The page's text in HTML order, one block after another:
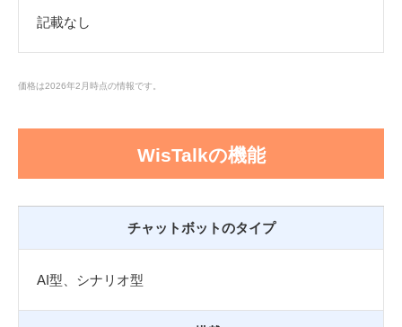
記載なし
価格は2026年2月時点の情報です。
WisTalkの機能
チャットボットのタイプ
AI型、シナリオ型